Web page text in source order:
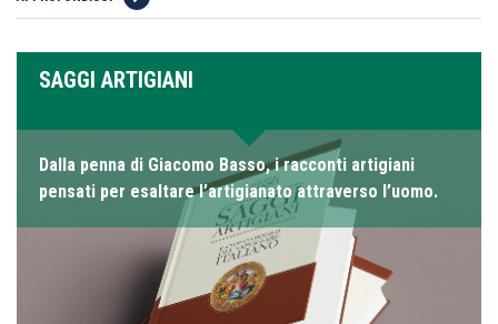
SAGGI ARTIGIANI
Dalla penna di Giacomo Basso, i racconti artigiani
pensati per esaltare l’artigianato attraverso l’uomo.